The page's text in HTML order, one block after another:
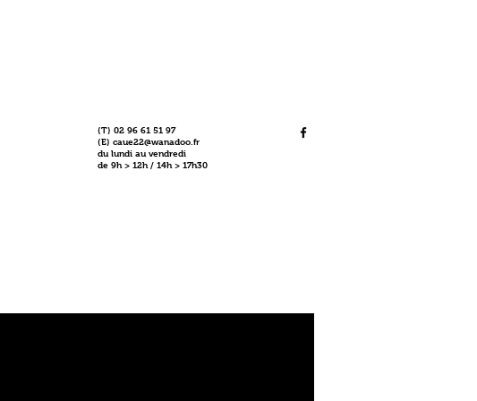
(T) 02 96 61 51 97
(E) caue22@wanadoo.fr
du lundi au vendredi
de 9h > 12h / 14h > 17h30